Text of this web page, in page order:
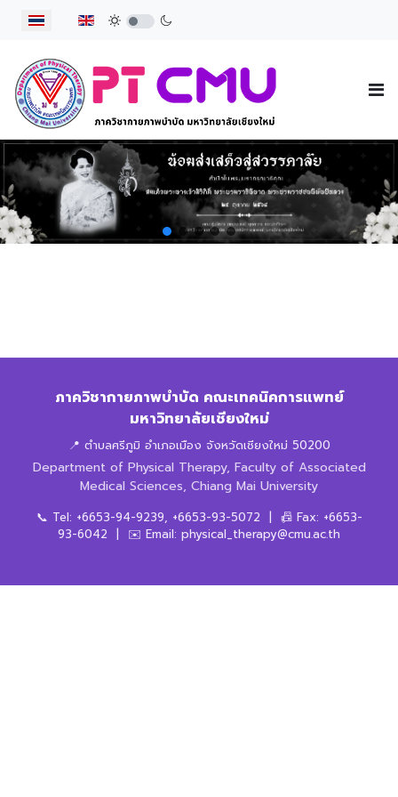
เลือกภาษาของคุณ
ภาควิชากายภาพบำบัด คณะเทคนิคการแพทย์
มหาวิทยาลัยเชียงใหม่
📍 ตำบลศรีภูมิ อำเภอเมือง จังหวัดเชียงใหม่ 50200
Department of Physical Therapy, Faculty of Associated
Medical Sciences, Chiang Mai University
📞 Tel: +6653-94-9239, +6653-93-5072 | 📠 Fax: +6653-
93-6042 | ✉️ Email: physical_therapy@cmu.ac.th